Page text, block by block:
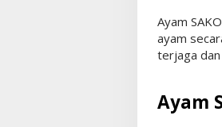
Ayam
ayam
terjaga
Ayam